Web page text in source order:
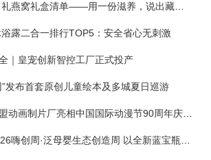
2026七夕浪漫告白礼燕窝礼盒清单——用一份滋养，说出藏在心底的爱
露二合一排行TOP5：安全省心无刺激
｜皇宠创新智控工厂正式投产
发布首套原创儿童绘本及多城夏日巡游
俄罗斯动画巨头联盟动画制片厂亮相中国国际动漫节90周年庆开启中国之旅新篇章